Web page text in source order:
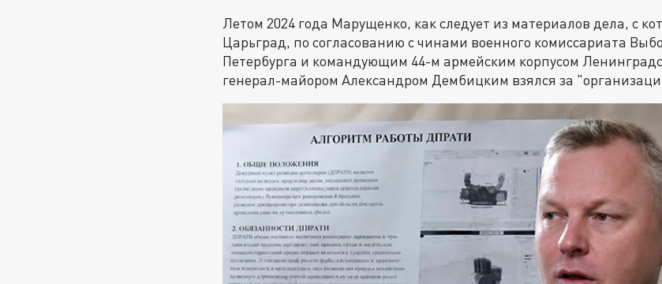
Летом 2024 года Марущенко, как следует из материалов дела, с
Царьград, по согласованию с чинами военного комиссариата
Петербурга и командующим 44-м армейским корпусом
генерал-майором Александром Дембицким взялся за